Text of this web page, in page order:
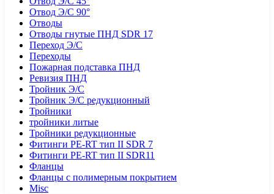
Отвод Э/С 90°
Отводы
Отводы гнутые ПНД SDR 17
Переход Э/С
Переходы
Пожарная подставка ПНД
Ревизия ПНД
Тройник Э/С
Тройник Э/С редукционный
Тройники
тройники литые
Тройники редукционные
Фитинги PE-RT тип II SDR 7
Фитинги PE-RT тип II SDR11
Фланцы
Фланцы с полимерным покрытием
Misc